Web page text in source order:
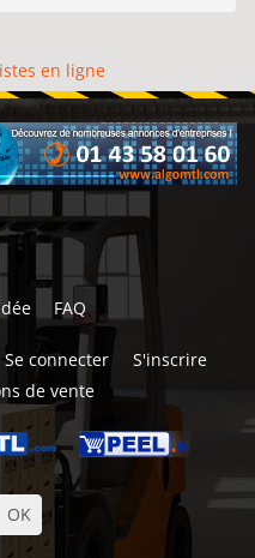
en ligne
FAQ
Se connecter
S'inscrire
de vente